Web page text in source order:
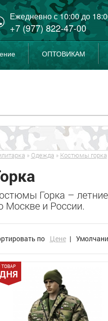
Ежедневно с 10:00 до
+7 (977) 822-47-00
ОПТОВИКАМ
» Одежда » Костюмы горка
Горка –
Москве и России.
по Цене |